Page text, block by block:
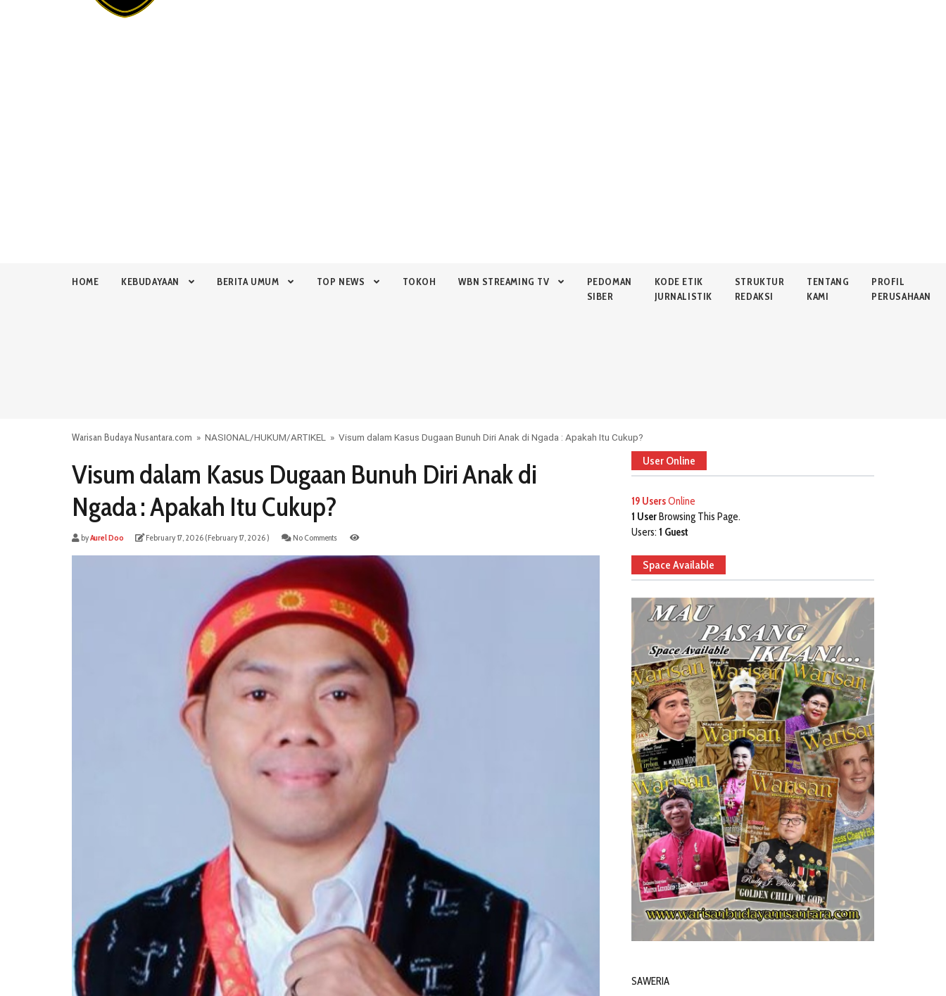
HOME KEBUDAYAAN BERITA UMUM TOP NEWS TOKOH WBN STREAMING TV
PEDOMAN
SIBER
KODE ETIK
JURNALISTIK
STRUKTUR
REDAKSI
TENTANG
KAMI
PROFIL
PERUSAHAAN
Warisan Budaya Nusantara.com » NASIONAL /HUKUM/ARTIKEL » Visum dalam Kasus Dugaan Bunuh Diri Anak di Ngada : Apakah Itu Cukup?
Visum dalam Kasus Dugaan Bunuh Diri Anak di
Ngada : Apakah Itu Cukup?
byAurel Doo February 17, 2026 ( February 17, 2026 ) No Comments
User Online
19 UsersOnline
1 UserBrowsing This Page.
Users: 1 Guest
Space Available
SAWERIA